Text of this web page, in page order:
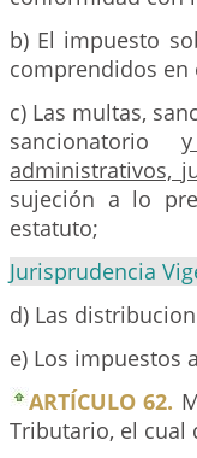
b) El impuesto
comprendidos en
c) Las multas,
sancionatorio
administrativos,
sujeción a lo
estatuto;
Jurisprudencia
d) Las
e) Los impuestos
ARTÍCULO 62.
Tributario, el cual